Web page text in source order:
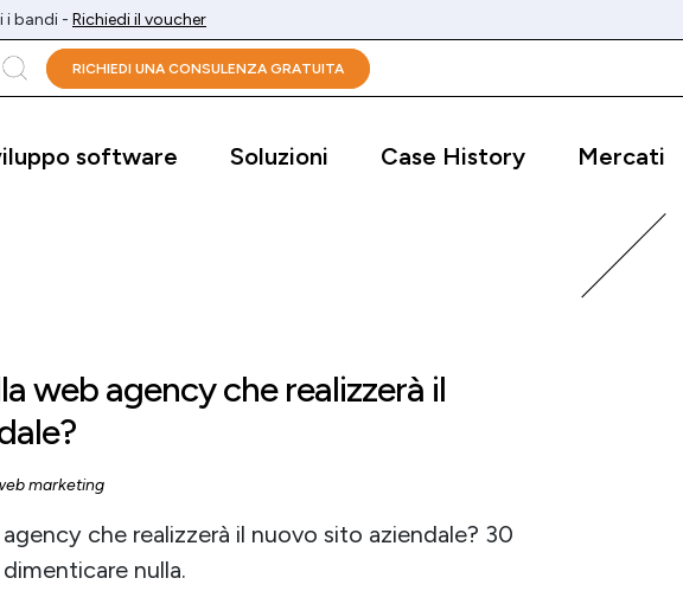
i bandi - Richiedi il voucher
cerca
RICHIEDI UNA CONSULENZA GRATUITA
software Soluzioni Case History Mercati
web agency che realizzerà il
marketing
che realizzerà il nuovo sito aziendale? 30
nulla.